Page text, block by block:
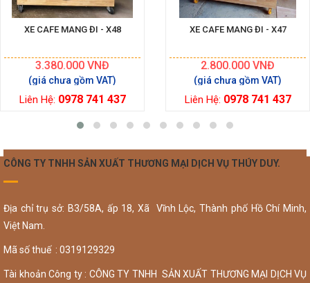
XE CAFE MANG ĐI - X48
3.380.000 VNĐ
Liên Hệ: 0978 741 437
XE CAFE MANG ĐI - X47
2.800.000 VNĐ
Liên Hệ: 0978 741 437
CÔNG TY TNHH SẢN XUẤT THƯƠNG MẠI DỊCH VỤ THÚY DUY.
Địa chỉ trụ sở: B3/58A, ấp 18, Xã Vĩnh Lộc, Thành phố Hồ Chí Minh,
Việt Nam.
Mã số thuế : 0319129329
Tài khoản Công ty : CÔNG TY TNHH SẢN XUẤT THƯƠNG MẠI DỊCH VỤ